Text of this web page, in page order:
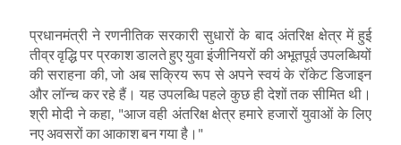
प्रधानमंत्री ने रणनीतिक सरकारी सुधारों के बाद अंतरिक्ष क्षेत्र में हुई
तीव्र वृद्धि पर प्रकाश डालते हुए युवा इंजीनियरों की अभूतपूर्व उपलब्धियों
की सराहना की,जो अब सक्रिय रूप से अपने स्वयं के रॉकेट डिजाइन
और लॉन्च कर रहे हैं। यह उपलब्धि पहले कुछ ही देशों तक सीमित थी।
श्री मोदी ने कहा , "आज वही अंतरिक्ष क्षेत्र हमारे हजारों युवाओं के लिए
नए अवसरों का आकाश बन गया है।"